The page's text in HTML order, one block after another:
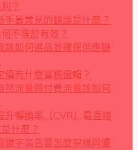
？
手最常見的錯誤是什麼？
不等於有效？
該如何選品並確保供應鏈
價有什麼實務邏輯？
然流量與付費流量該如何
升轉換率（CVR）最直接
什麼？
鍵字廣告要怎麼架構與優